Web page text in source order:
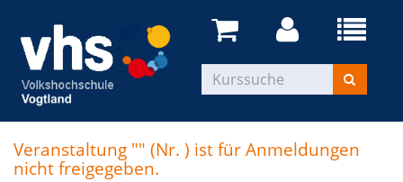
Veranstaltung "" (Nr. ) ist für Anmeldungen
nicht freigegeben.